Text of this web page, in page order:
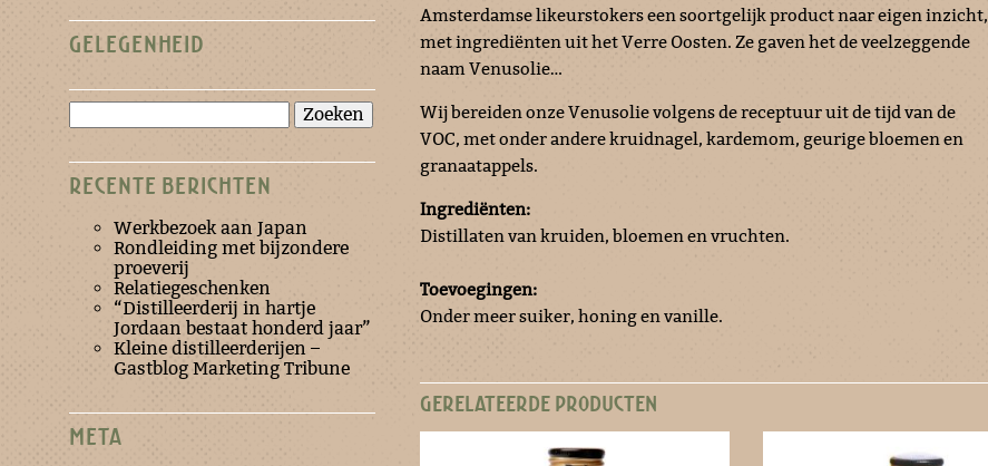
GELEGENHEID
naar:
RECENTE BERICHTEN
Werkbezoek aan Japan
Rondleiding met bijzondere
proeverij
Relatiegeschenken
“Distilleerderij in hartje
Jordaan bestaat honderd jaar”
Kleine distilleerderijen –
Gastblog Marketing Tribune
META
Amsterdamse likeurstokers een soortgelijk product naar eigen inzicht,
met ingrediënten uit het Verre Oosten. Ze gaven het de veelzeggende
naam Venusolie…
Wij bereiden onze Venusolie volgens de receptuur uit de tijd van de
VOC, met onder andere kruidnagel, kardemom, geurige bloemen en
granaatappels.
Ingrediënten:
Distillaten van kruiden, bloemen en vruchten.
Toevoegingen:
Onder meer suiker, honing en vanille.
GERELATEERDE PRODUCTEN